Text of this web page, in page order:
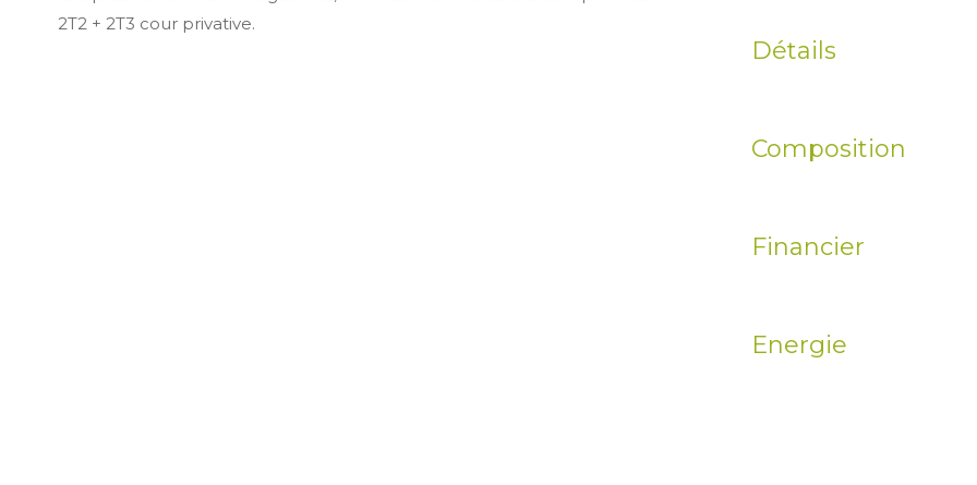
2T2 + 2T3 cour privative.
Détails
Composition
Financier
Energie